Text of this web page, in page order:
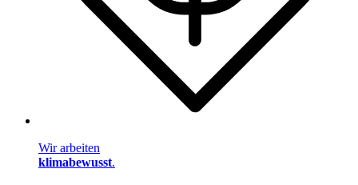
Wir arbeiten
klimabewusst.